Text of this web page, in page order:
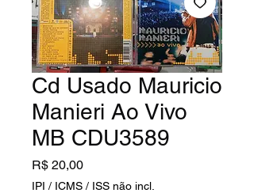
Cd Usado Mauricio
Manieri Ao Vivo
MB CDU3589
R$ 20,00Preço
IPI / ICMS / ISS não incl.